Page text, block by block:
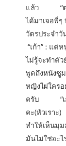
แล้ว “ต่อ”
ได้มาเจอพี่ๆ
วัตรประจํา
“เก้า” : แต่
ไม่รู้จะทำตัว
พูดถึงหนัง
หญิงไผ่ใคร
ครับ “เก้า
คะ(หัวเรา
ทำให้เห็นมุ
มันไม่ใช่อะ